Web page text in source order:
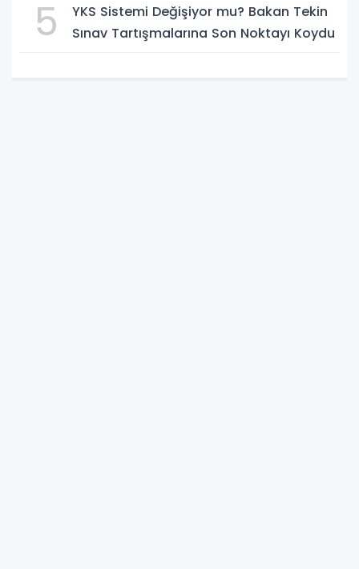
5
YKS Sistemi Değişiyor mu? Bakan Tekin
Sınav Tartışmalarına Son Noktayı Koydu